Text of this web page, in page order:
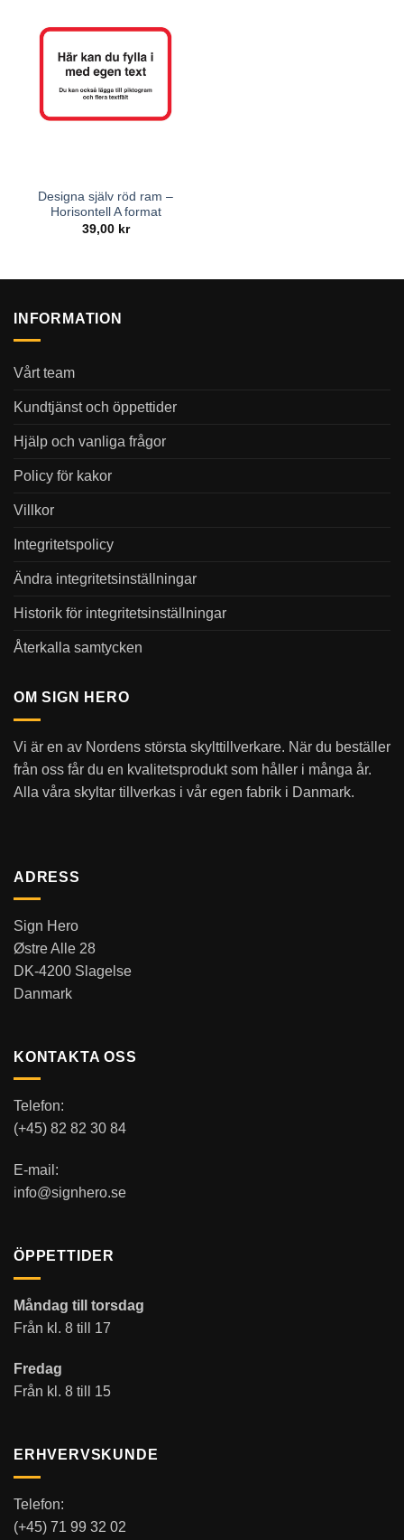
Designa själv röd ram –
Horisontell A format
39,00 kr
INFORMATION
Vårt team
Kundtjänst och öppettider
Hjälp och vanliga frågor
Policy för kakor
Villkor
Integritetspolicy
Ändra integritetsinställningar
Historik för integritetsinställningar
Återkalla samtycken
OM SIGN HERO
Vi är en av Nordens största skylttillverkare. När du beställer
från oss får du en kvalitetsprodukt som håller i många år.
Alla våra skyltar tillverkas i vår egen fabrik i Danmark.
ADRESS
Sign Hero
Østre Alle 28
DK-4200 Slagelse
Danmark
KONTAKTA OSS
Telefon:
(+45) 82 82 30 84
E-mail:
info@signhero.se
ÖPPETTIDER
Måndag till torsdag
Från kl. 8 till 17
Fredag
Från kl. 8 till 15
ERHVERVSKUNDE
Telefon:
(+45) 71 99 32 02